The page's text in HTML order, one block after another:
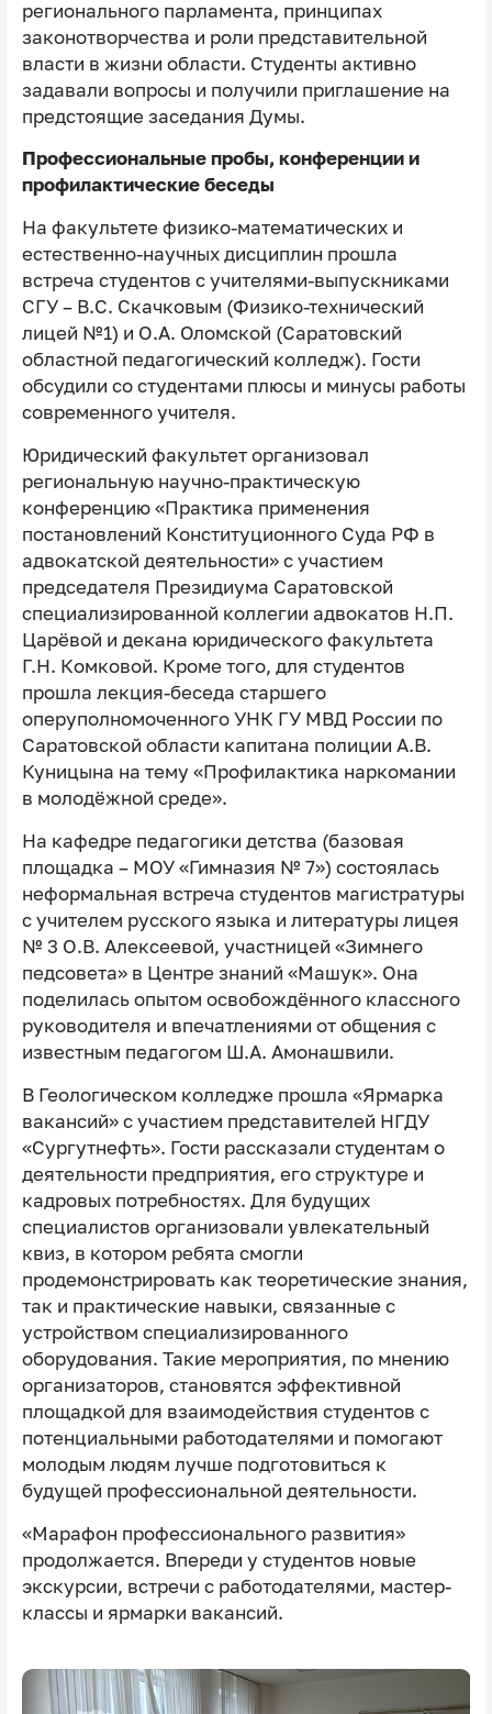
регионального парламента, принципах
законотворчества и роли представительной
власти в жизни области. Студенты активно
задавали вопросы и получили приглашение на
предстоящие заседания Думы.
Профессиональные пробы, конференции и
профилактические беседы
На факультете физико-математических и
естественно-научных дисциплин прошла
встреча студентов с учителями-выпускниками
СГУ – В.С. Скачковым (Физико-технический
лицей №1) и О.А. Оломской (Саратовский
областной педагогический колледж). Гости
обсудили со студентами плюсы и минусы работы
современного учителя.
Юридический факультет организовал
региональную научно-практическую
конференцию «Практика применения
постановлений Конституционного Суда РФ в
адвокатской деятельности» с участием
председателя Президиума Саратовской
специализированной коллегии адвокатов Н.П.
Царёвой и декана юридического факультета
Г.Н. Комковой. Кроме того, для студентов
прошла лекция-беседа старшего
оперуполномоченного УНК ГУ МВД России по
Саратовской области капитана полиции А.В.
Куницына на тему «Профилактика наркомании
в молодёжной среде».
На кафедре педагогики детства (базовая
площадка – МОУ «Гимназия № 7») состоялась
неформальная встреча студентов магистратуры
с учителем русского языка и литературы лицея
№ 3 О.В. Алексеевой, участницей «Зимнего
педсовета» в Центре знаний «Машук». Она
поделилась опытом освобождённого классного
руководителя и впечатлениями от общения с
известным педагогом Ш.А. Амонашвили.
В Геологическом колледже прошла «Ярмарка
вакансий» с участием представителей НГДУ
«Сургутнефть». Гости рассказали студентам о
деятельности предприятия, его структуре и
кадровых потребностях. Для будущих
специалистов организовали увлекательный
квиз, в котором ребята смогли
продемонстрировать как теоретические знания,
так и практические навыки, связанные с
устройством специализированного
оборудования. Такие мероприятия, по мнению
организаторов, становятся эффективной
площадкой для взаимодействия студентов с
потенциальными работодателями и помогают
молодым людям лучше подготовиться к
будущей профессиональной деятельности.
«Марафон профессионального развития»
продолжается. Впереди у студентов новые
экскурсии, встречи с работодателями, мастер-
классы и ярмарки вакансий.